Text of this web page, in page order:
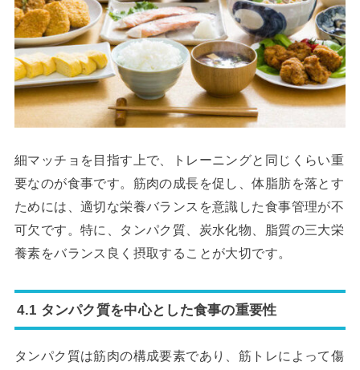
細マッチョを目指す上で、トレーニングと同じくらい重
要なのが食事です。筋肉の成長を促し、体脂肪を落とす
ためには、適切な栄養バランスを意識した食事管理が不
可欠です。特に、タンパク質、炭水化物、脂質の三大栄
養素をバランス良く摂取することが大切です。
4.1 タンパク質を中心とした食事の重要性
タンパク質は筋肉の構成要素であり、筋トレによって傷